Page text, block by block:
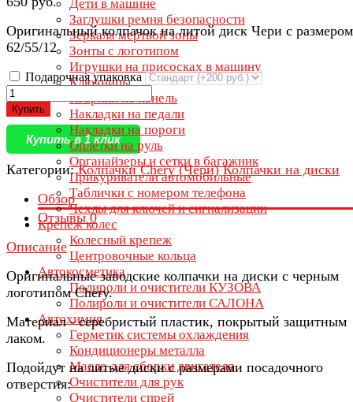
Дети в машине
Заглушки ремня безопасности
Зеркала мертвой зоны
Зонты с логотипом
Игрушки на присосках в машину
Ключницы
Коврики на панель
Накладки на педали
Накладки на пороги
Оплётки на руль
Органайзеры и сетки в багажник
Прикуриватели автомобильные
Таблички с номером телефона
Чехлы для ключей и сигнализации
Крепеж колес
Колесный крепеж
Центровочные кольца
Автокосметика
Полироли и очистители КУЗОВА
Полироли и очистители САЛОНА
Автохимия
Герметик системы охлаждения
Кондиционеры металла
Масло для сборки двигателя
Очистители для рук
Очистители спрей
Оригинальный колпачок на литой диск Чери с размером
62/55/12
Подарочная упаковка
Купить
Купить в 1 клик
Категории:Колпачки Chery (Чери) Колпачки на диски
Обзор
Отзывы0
Описание
Оригинальные заводские колпачки на диски с черным
логотипом Chery.
Материал - серебристый пластик, покрытый защитным
лаком.
Подойдут на литые диски с размерами посадочного
отверстия: